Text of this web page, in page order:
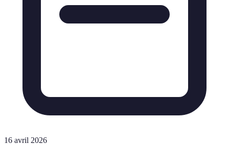
16 avril 2026